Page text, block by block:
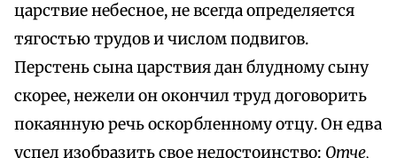
царствие небесное, не всегда определяется
тягостью трудов и числом подвигов.
Перстень сына царствия дан блудному сыну
скорее, нежели он окончил труд договорить
покаянную речь оскорбленному отцу. Он едва
успел изобразить свое недостоинство: Отче,